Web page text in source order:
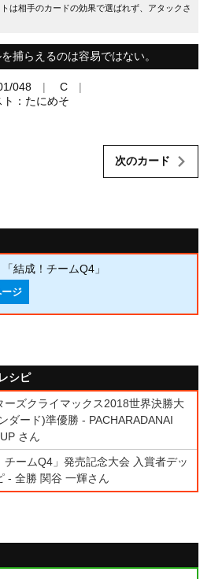
は相手のカードの効果で選ばれず、アタックさ
捕らえるのは容易ではない。
048
C
：たにめそ
次のカード
「結成！チームQ4」
ジ
シピ
ーズクライマックス2018世界決勝大
ダード)準優勝 - PACHARADANAI
さん
チームQ4」発売記念大会 入賞者デッ
- 全勝 関谷 一輝さん